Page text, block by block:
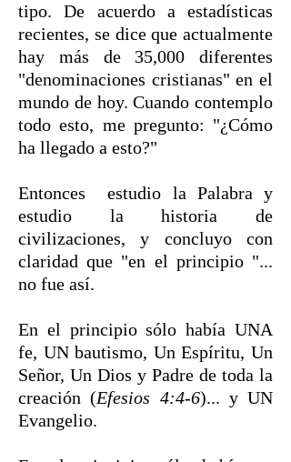
tipo. De acuerdo a estadísticas
recientes, se dice que actualmente
hay más de 35,000 diferentes
"denominaciones cristianas" en el
mundo de hoy. Cuando contemplo
todo esto, me pregunto: "¿Cómo
ha llegado a esto?"
Entonces estudio la Palabra y
estudio la historia de
civilizaciones, y concluyo con
claridad que "en el principio "...
no fue así.
En el principio sólo había UNA
fe, UN bautismo, Un Espíritu, Un
Señor, Un Dios y Padre de toda la
creación (Efesios 4:4-6)... y UN
Evangelio.